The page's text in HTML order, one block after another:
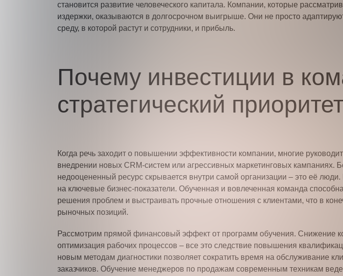
становится развитие человеческого капитала. Компании, которые
издержки, оказываются в долгосрочном выигрыше. Они не просто
среду, в которой растут и сотрудники, и прибыль.
Почему инвестиции в
стратегический
Когда речь заходит о повышении эффективности компании, многие
внедрении новых CRM-систем или агрессивных маркетинговых
недооцененный ресурс скрывается внутри самой организации – это её
на ключевые бизнес-показатели. Обученная и вовлеченная команда
решения проблем и выстраивать прочные отношения с клиентами, что в
рыночных позиций.
Рассмотрим прямой финансовый эффект от программ обучения. Снижение
оптимизация рабочих процессов – все это следствие повышения
новым методам диагностики позволяет сократить время на обслуживание
заказчиков. Обучение менеджеров по продажам современным техникам